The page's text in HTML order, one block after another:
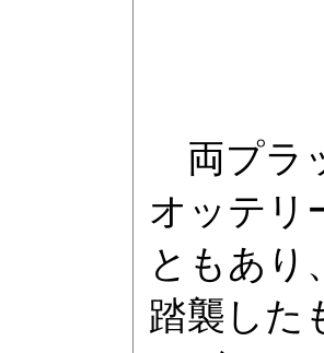
両プラ
オッテリ
ともあり
踏襲した